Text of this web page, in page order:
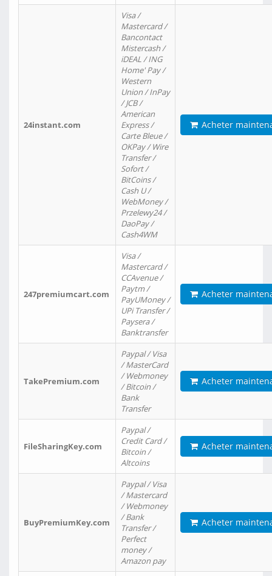
24instant.com
Visa /
Mastercard /
Bancontact
Mistercash /
iDEAL / ING
Home' Pay /
Western
Union / InPay
/ JCB /
American
Express /
Carte Bleue /
OKPay / Wire
Transfer /
Sofort /
BitCoins /
Cash U /
WebMoney /
Przelewy24 /
DaoPay /
Cash4WM
Acheter
247premiumcart.com
Visa /
Mastercard /
CCAvenue /
Paytm /
PayUMoney /
UPi Transfer /
Paysera /
Banktransfer
Acheter
TakePremium.com
Paypal / Visa
/ MasterCard
/ Webmoney
/ Bitcoin /
Bank
Transfer
Acheter
FileSharingKey.com
Paypal /
Credit Card /
Bitcoin /
Altcoins
Acheter
BuyPremiumKey.com
Paypal / Visa
/ Mastercard
/ Webmoney
/ Bank
Transfer /
Perfect
money /
Amazon pay
Acheter